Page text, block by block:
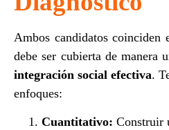
Ambos candidatos coinciden
debe ser cubierta de manera
integración social efectiva.
enfoques:
Cuantitativo: Construir